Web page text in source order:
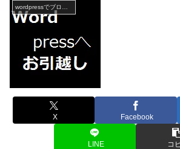
X Facebook
LINE コ